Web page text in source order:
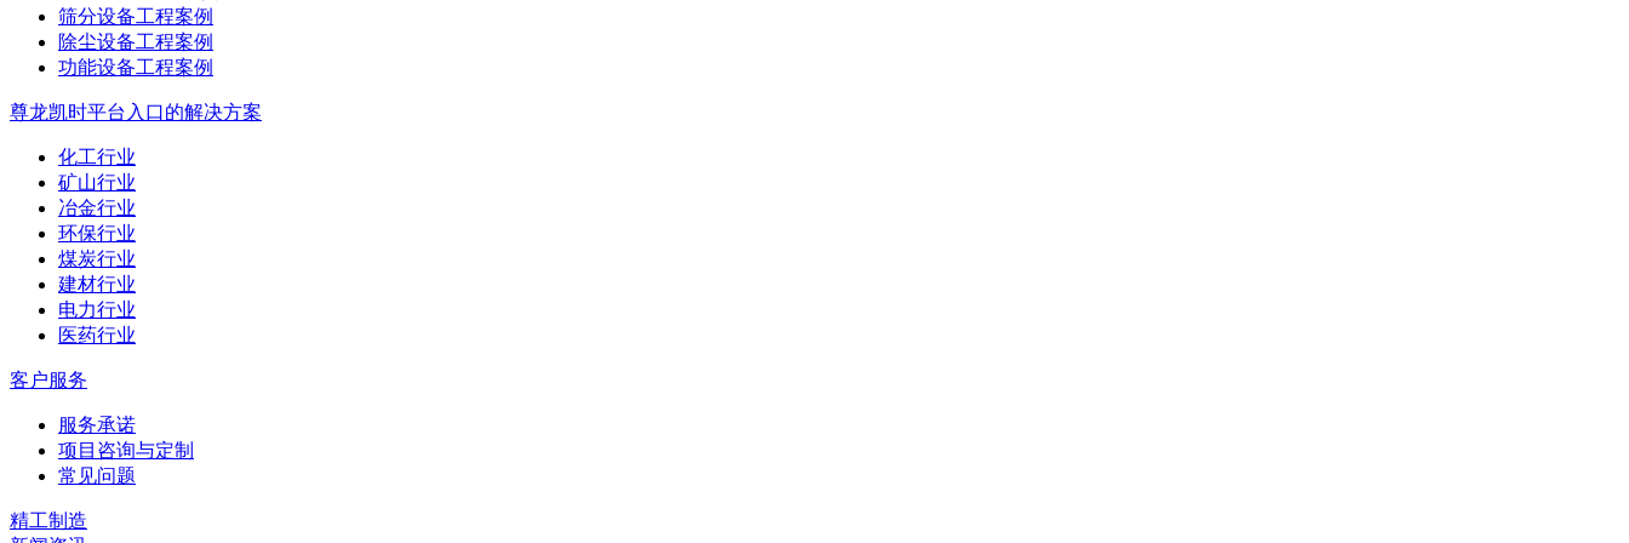
筛分设备工程案例
除尘设备工程案例
功能设备工程案例
尊龙凯时平台入口的解决方案
化工行业
矿山行业
冶金行业
环保行业
煤炭行业
建材行业
电力行业
医药行业
客户服务
服务承诺
项目咨询与定制
常见问题
精工制造